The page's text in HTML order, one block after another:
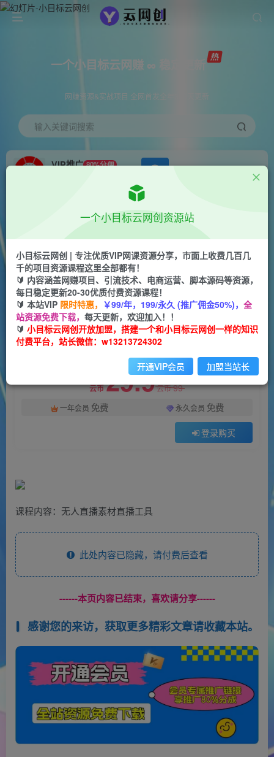
一个小目标云网赚 ∞ 稳定更新
网赚资源&实战项目 全网首发全年365天更新
输入关键词搜索
VIP推广 80%分佣
VIP免费 正文
支付宝无人直播3.0玩法项目，每天躺赚200+，保
姆级教程！
一个小目标云网创
8个月前更新
关注 私信
1992 67
支付宝无人直播3.0玩法项目，每天躺赚200+，保姆级教程！
此内容为付费阅读，请付费后查看
云币29.9云币99
一年会员 免费 永久会员 免费
登录购买
付费阅读
课程内容：无人直播素材直播工具
此处内容已隐藏，请付费后查看
------本页内容已结束，喜欢请分享------
感谢您的来访，获取更多精彩文章请收藏本站。
一个小目标云网创资源站
小目标云网创 | 专注优质VIP网课资源分享，市面上收费几百几
千的项目资源课程这里全部都有！
🔰 内容涵盖网赚项目、引流技术、电商运营、脚本源码等资源，
每日稳定更新20-30优质付费资源课程！
🔰 本站VIP 限时特惠， ￥99/年，199/永久 (推广佣金50%)， 全
站资源免费下载， 每天更新，欢迎加入！！
🔰 小目标云网创开放加盟，搭建一个和小目标云网创一样的知识
付费平台，站长微信：w13213724302
开通VIP会员 加盟当站长